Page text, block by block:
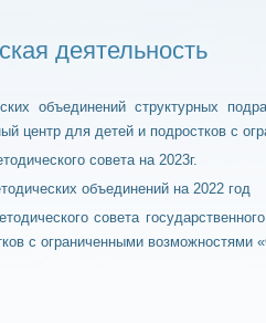
деятельность
объединений структурных
центр для детей и подростков с
совета на 2023г.
объединений на 2022 год
совета
с ограниченными возможностями